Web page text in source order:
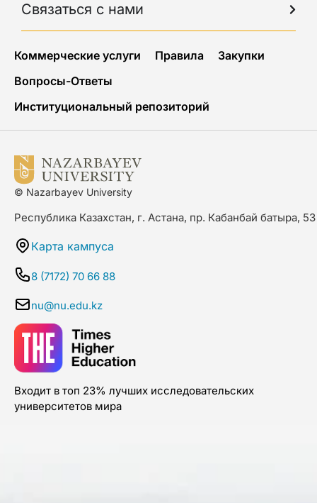
Связаться с нами
Коммерческие услуги Правила
Закупки
Вопросы-Ответы
Институциональный репозиторий
© Nazarbayev University
Республика Казахстан, г. Астана, пр. Кабанбай батыра, 53
Карта кампуса
8 (7172) 70 66 88
nu@nu.edu.kz
Входит в топ 23% лучших исследовательских
университетов мира